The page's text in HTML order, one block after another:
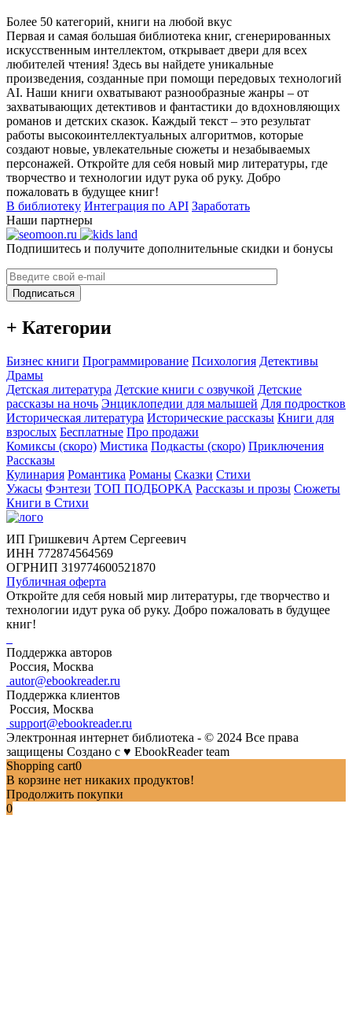
Более 50 категорий, книги на любой вкус
Первая и самая большая библиотека книг, сгенерированных
искусственным интеллектом, открывает двери для всех
любителей чтения! Здесь вы найдете уникальные
произведения, созданные при помощи передовых технологий
AI. Наши книги охватывают разнообразные жанры – от
захватывающих детективов и фантастики до вдохновляющих
романов и детских сказок. Каждый текст – это результат
работы высокоинтеллектуальных алгоритмов, которые
создают новые, увлекательные сюжеты и незабываемых
персонажей. Откройте для себя новый мир литературы, где
творчество и технологии идут рука об руку. Добро
пожаловать в будущее книг!
В библиотеку Интеграция по API Заработать
Наши партнеры
Подпишитесь и получите дополнительные скидки и бонусы
Подписаться
+ Категории
Бизнес книги Программирование Психология Детективы
Драмы
Детская литература Детские книги с озвучкой Детские
рассказы на ночь Энциклопедии для малышей Для подростков
Историческая литература Исторические рассказы Книги для
взрослых Бесплатные Про продажи
Комиксы (скоро) Мистика Подкасты (скоро) Приключения
Рассказы
Кулинария Романтика Романы Сказки Стихи
Ужасы Фэнтези ТОП ПОДБОРКА Рассказы и прозы Сюжеты
Книги в Стихи
ИП Гришкевич Артем Сергеевич
ИНН 772874564569
ОГРНИП 319774600521870
Публичная оферта
Откройте для себя новый мир литературы, где творчество и
технологии идут рука об руку. Добро пожаловать в будущее
книг!
Поддержка авторов
Россия, Москва
autor@ebookreader.ru
Поддержка клиентов
Россия, Москва
support@ebookreader.ru
Электронная интернет библиотека - © 2024 Все права
защищены Создано с ♥ EbookReader team
Shopping cart0
В корзине нет никаких продуктов!
Продолжить покупки
0